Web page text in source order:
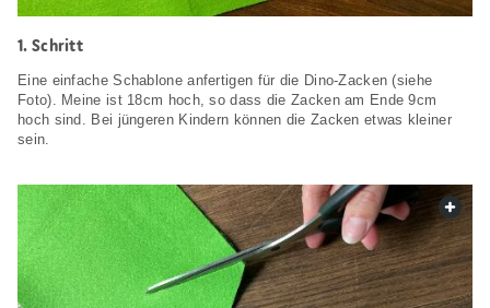
1. Schritt
Eine einfache Schablone anfertigen für die Dino-Zacken (siehe
Foto). Meine ist 18cm hoch, so dass die Zacken am Ende 9cm
hoch sind. Bei jüngeren Kindern können die Zacken etwas kleiner
sein.